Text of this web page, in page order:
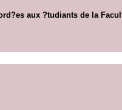
aux ?tudiants de la